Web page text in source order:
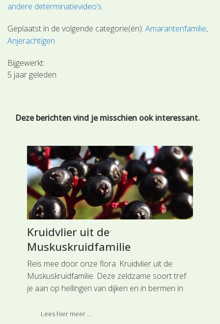
andere determinatievideo’s.
Geplaatst in de volgende categorie(ën):Amarantenfamilie
Anjerachtigen
Bijgewerkt:
5 jaar geleden
Deze berichten vind je misschien ook interessant.
Kruidvlier uit de
Muskuskruidfamilie
Reis mee door onze flora. Kruidvlier uit de
Muskuskruidfamilie. Deze zeldzame soort tref
je aan op hellingen van dijken en in bermen in
Zuid-Limburg.
Lees hier meer ...